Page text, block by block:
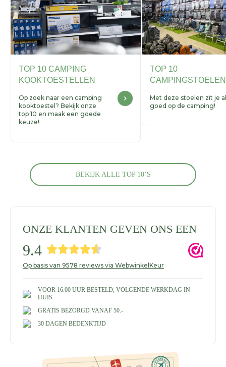
BEKIJK ALLE TOP 10’S
TOP 10 CAMPING
KOOKTOESTELLEN
Op zoek naar een camping
kooktoestel? Bekijk onze
top 10 en maak een goede
keuze!
TOP 10
CAMPINGSTOELEN
Met deze stoelen zit je
goed op de camping!
ONZE KLANTEN GEVEN ONS EEN
9.4
Op basis van 9578 reviews via WebwinkelKeur
VOOR 16.00 UUR BESTELD, VOLGENDE WERKDAG IN
HUIS
GRATIS BEZORGD VANAF 50.-
30 DAGEN BEDENKTIJD